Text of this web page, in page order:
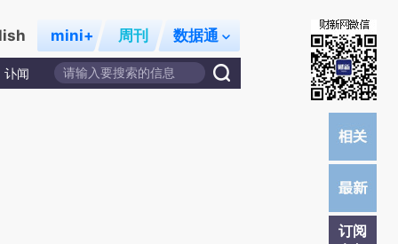
mini+ 周刊 数据通
讣闻
订阅